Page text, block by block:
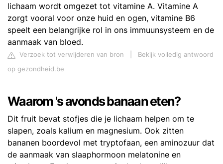
lichaam wordt omgezet tot vitamine A. Vitamine A
zorgt vooral voor onze huid en ogen, vitamine B6
speelt een belangrijke rol in ons immuunsysteem en de
aanmaak van bloed.
Verzoek tot verwijderen van bron
Bekijk volledig antwoord
op gezondheid.be
Waarom 's avonds banaan eten?
Dit fruit bevat stofjes die je lichaam helpen om te
slapen, zoals kalium en magnesium. Ook zitten
bananen boordevol met tryptofaan, een aminozuur dat
de aanmaak van slaaphormoon melatonine en